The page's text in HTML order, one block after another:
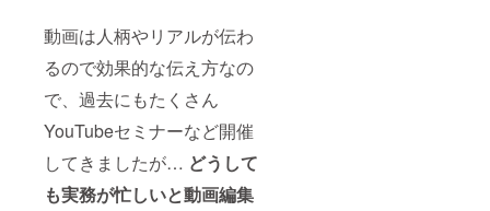
動画は人柄やリアルが伝わ
るので効果的な伝え方なの
で、過去にもたくさん
YouTubeセミナーなど開催
してきましたが… どうして
も実務が忙しいと動画編集